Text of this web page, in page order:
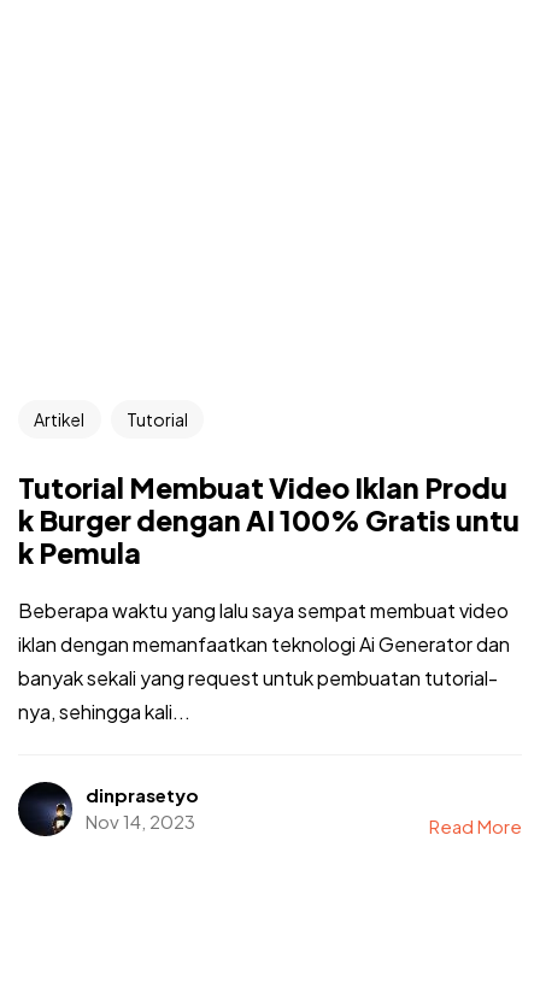
Artikel Tutorial
Tutorial Membuat Video Iklan Produ
k Burger dengan AI 100% Gratis untu
k Pemula
Beberapa waktu yang lalu saya sempat membuat video
iklan dengan memanfaatkan teknologi Ai Generator dan
banyak sekali yang request untuk pembuatan tutorial-
nya, sehingga kali...
dinprasetyo
Nov 14, 2023
Read More